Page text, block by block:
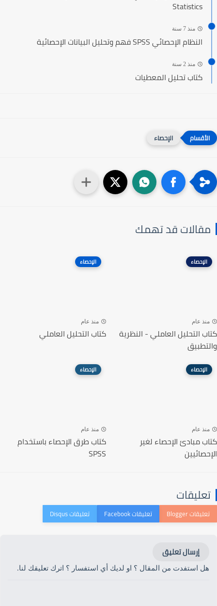
Statistics
منذ 7 سنة
النظام الإحصائي SPSS فهم وتحليل البيانات الإحصائية
منذ 2 سنة
كتاب تحليل المعطيات
الإحصاء
مقالات قد تهمك
الإحصاء
منذ عام
كتاب التحليل العاملي - النظرية
والتطبيق
الإحصاء
منذ عام
كتاب التحليل العاملي
الإحصاء
منذ عام
كتاب مبادئ الإحصاء لغير
الإحصائيين
الإحصاء
منذ عام
كتاب طرق الإحصاء باستخدام
SPSS
تعليقات
إرسال تعليق
هل استفدت من المقال ؟ او لديك أي استفسار ؟ اترك تعليقك لنا.